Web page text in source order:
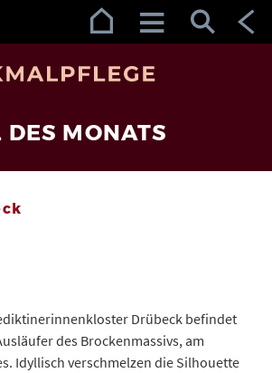
MONATS
Drübeck befindet
des Brockenmassivs, am
Idyllisch verschmelzen die Silhouette